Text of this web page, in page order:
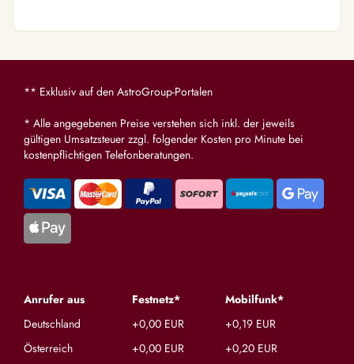
** Exklusiv auf den AstroGroup-Portalen
* Alle angegebenen Preise verstehen sich inkl. der jeweils
gültigen Umsatzsteuer zzgl. folgender Kosten pro Minute bei
kostenpflichtigen Telefonberatungen.
Anrufer aus Festnetz*
Mobilfunk*
Deutschland
+0,00 EUR
+0,19 EUR
Österreich
+0,00 EUR
+0,20 EUR